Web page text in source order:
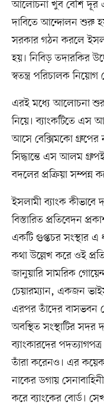
আলোচনা খুব বেশি দূর
দাবিতে আন্দোলন শুরু
সরকার গঠন করলে
হয়। নিবিড় তদারকির
স্বতন্ত্র পরিচালক নিয়োগ
এরই মধ্যে আলোচনা শুরু
নিয়ে। ব্যাংকটিতে
আসে বেক্সিমকো গ্রুপের
সিদ্ধান্তে এস আলম গ্রুপই
বদলের প্রক্রিয়া সম্পন্ন
ইসলামী ব্যাংক
বিস্তারিত প্রতিবেদন
একটি গুপ্তচর সংস্থার
কথা উল্লেখ করে ওই
জানুয়ারি সামরিক
চেয়ারম্যান, একজন
এরপর তাঁদের বাসভবন
অবস্থিত সংস্থাটির সদর
ব্যাংকারদের
তাঁরা করেনও। এর কয়েক
নাকের ডগায়
করে ব্যাংকের বোর্ড।